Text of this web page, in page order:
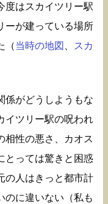
度はスカイツリー駅
ーが建っている場所
（当時の地図
スカ
係がどうしようもな
イツリー駅の呪われ
相性の悪さ、カオス
とっては驚きと困惑
の人はきっと都市計
のに違いない（私も